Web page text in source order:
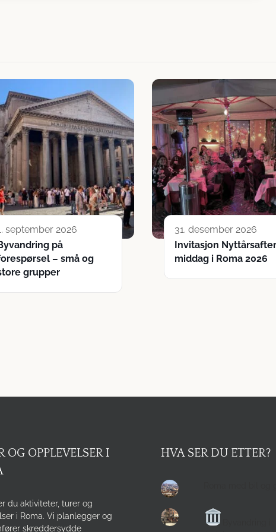
september 2026
på
– små og
grupper
31. desember 2026
Invitasjon
middag i Roma 2026
OG OPPLEVELSER I
du aktiviteter, turer og
i Roma. Vi planlegger og
skreddersydde
HVA SER DU ETTER?